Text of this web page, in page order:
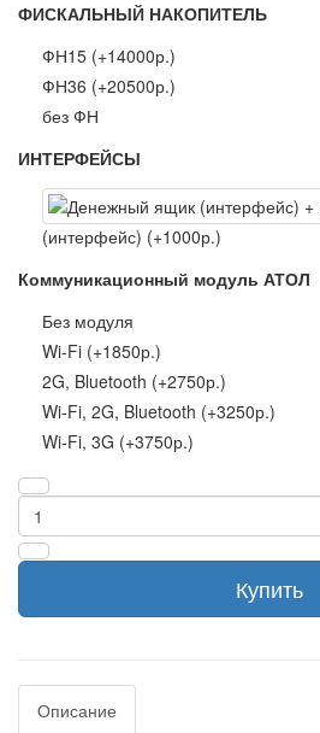
ФИСКАЛЬНЫЙ НАКОПИТЕЛЬ
ФН15 (+14000р.)
ФН36 (+20500р.)
без ФН
ИНТЕРФЕЙСЫ
(интерфейс) (+1000р.)
Коммуникационный модуль АТОЛ
Без модуля
Wi-Fi (+1850р.)
2G, Bluetooth (+2750р.)
Wi-Fi, 2G, Bluetooth (+3250р.)
Wi-Fi, 3G (+3750р.)
Купить
Описание